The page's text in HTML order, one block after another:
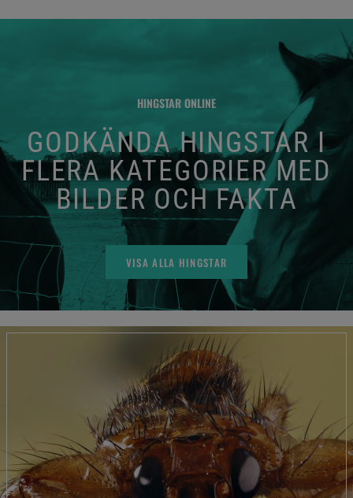
HINGSTAR ONLINE
GODKÄNDA HINGSTAR I
FLERA KATEGORIER MED
BILDER OCH FAKTA
VISA ALLA HINGSTAR